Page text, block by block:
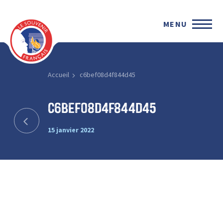
MENU
Accueil c6bef08d4f844d45
c6bef08d4f844d45
15 janvier 2022